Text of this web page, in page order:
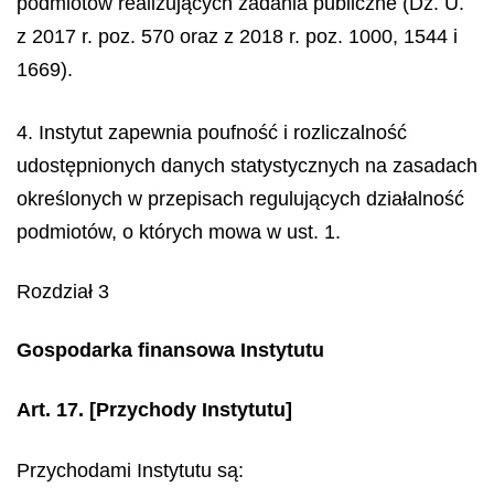
z 2017 r. poz. 570 oraz z 2018 r. poz. 1000, 1544 i
1669).
4. Instytut zapewnia poufność i rozliczalność
udostępnionych danych statystycznych na zasadach
określonych w przepisach regulujących działalność
podmiotów, o których mowa w ust. 1.
Rozdział 3
Gospodarka finansowa Instytutu
Art. 17. [Przychody Instytutu]
Przychodami Instytutu są: